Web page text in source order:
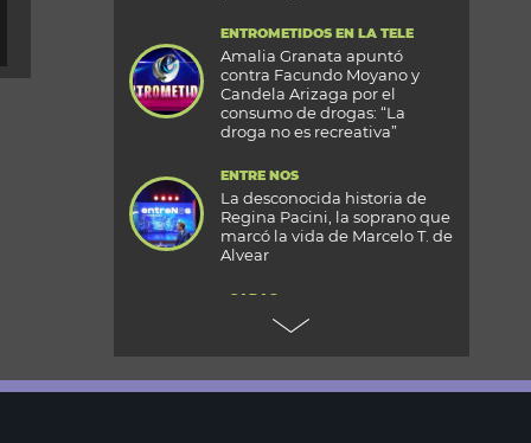
ENTROMETIDOS EN LA TELE
Amalia Granata apuntó
contra Facundo Moyano y
Candela Arizaga por el
consumo de drogas: “La
droga no es recreativa”
ENTRE NOS
La desconocida historia de
Regina Pacini, la soprano que
marcó la vida de Marcelo T. de
Alvear
+CARAS
Gala 33 Aniversario de Caras:
fiesta en el Palacio
Reconquista